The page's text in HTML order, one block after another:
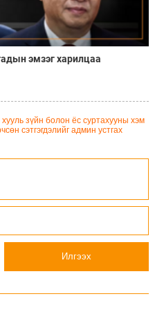
эмзэг харилцаа
зүйн болон ёс суртахууны хэм
сэтгэгдэлийг админ устгах
Илгээх